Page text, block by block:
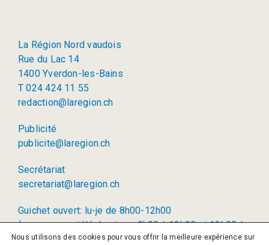
La Région Nord vaudois
Rue du Lac 14
1400 Yverdon-les-Bains
T 024 424 11 55
redaction@laregion.ch
Publicité
publicite@laregion.ch
Secrétariat
secretariat@laregion.ch
Guichet ouvert: lu-je de 8h00-12h00
(permanence téléphonique: 8h00 à 12h00 et 13h00 à
17h00)
Nous utilisons des cookies pour vous offrir la meilleure expérience sur